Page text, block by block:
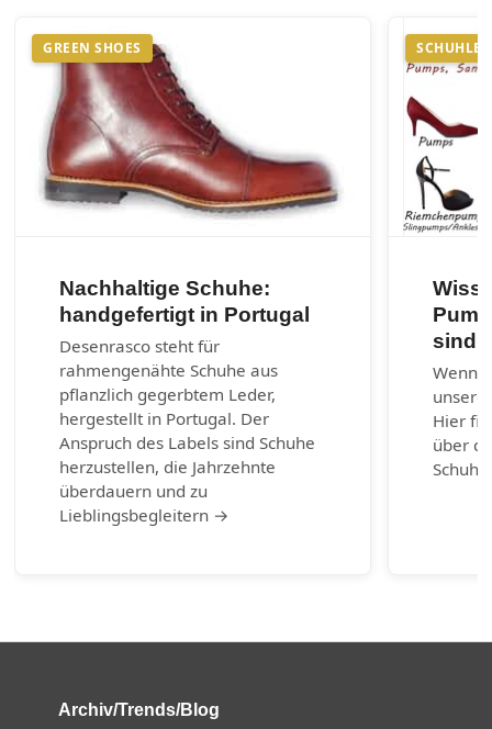
GREEN SHOES
Nachhaltige Schuhe:
handgefertigt in Portugal
Desenrasco steht für
rahmengenähte Schuhe aus
pflanzlich gegerbtem Leder,
hergestellt in Portugal. Der
Anspruch des Labels sind Schuhe
herzustellen, die Jahrzehnte
überdauern und zu
Lieblingsbegleitern →
sind?
Wenn
Hier
über
Archiv/Trends/Blog